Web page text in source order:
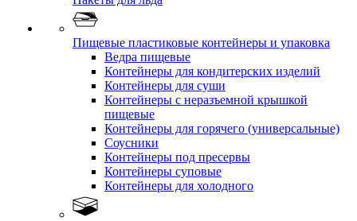
Пищевые пластиковые контейнеры и упаковка
Ведра пищевые
Контейнеры для кондитерских изделий
Контейнеры для суши
Контейнеры с неразъемной крышкой
пищевые
Контейнеры для горячего (универсальные)
Соусники
Контейнеры под пресервы
Контейнеры суповые
Контейнеры для холодного